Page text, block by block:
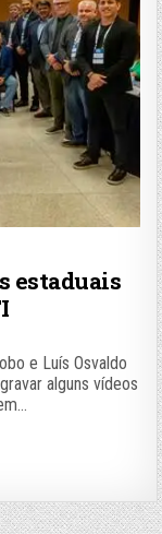
estaduais
e Luís Osvaldo
alguns vídeos